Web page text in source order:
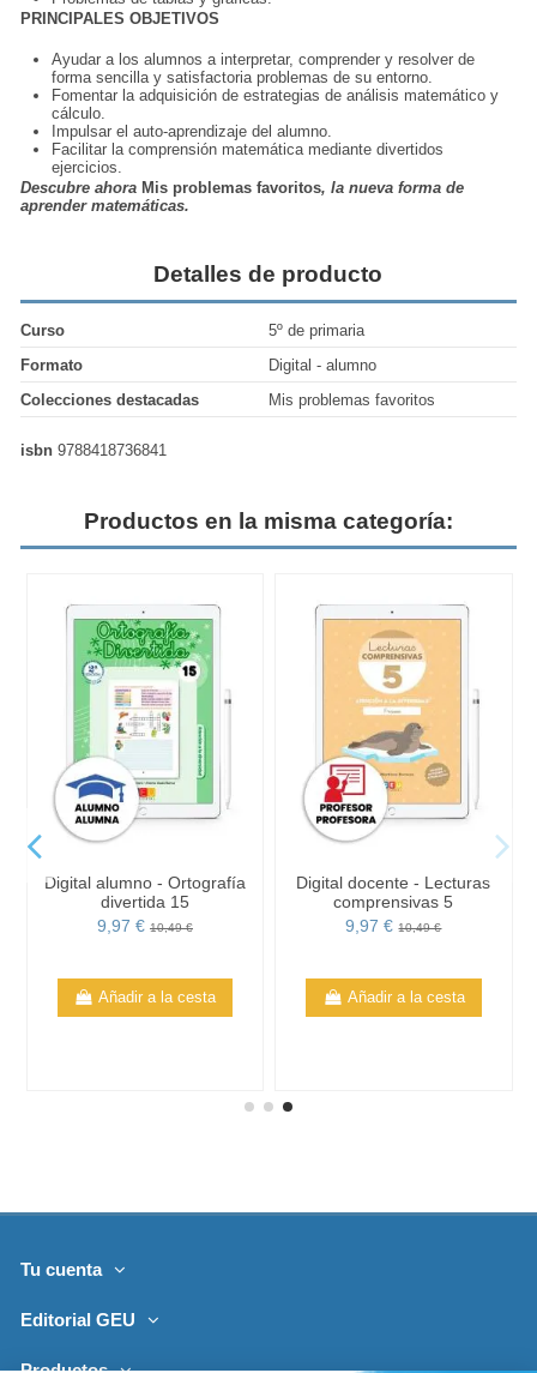
PRINCIPALES OBJETIVOS
Ayudar a los alumnos a interpretar, comprender y resolver de
forma sencilla y satisfactoria problemas de su entorno.
Fomentar la adquisición de estrategias de análisis matemático y
cálculo.
Impulsar el auto-aprendizaje del alumno.
Facilitar la comprensión matemática mediante divertidos
ejercicios.
Descubre ahora Mis problemas favoritos, la nueva forma de
aprender matemáticas.
Detalles de producto
Curso
5º de primaria
Formato
Digital - alumno
Colecciones destacadas
Mis problemas favoritos
isbn 9788418736841
Productos en la misma categoría:
Digital alumno - Ortografía
divertida 15
9,97 € 10,49 €
Añadir a la cesta
Digital docente - Lecturas
comprensivas 5
9,97 €10,49 €
Añadir a la cesta
Tu cuenta
Editorial GEU